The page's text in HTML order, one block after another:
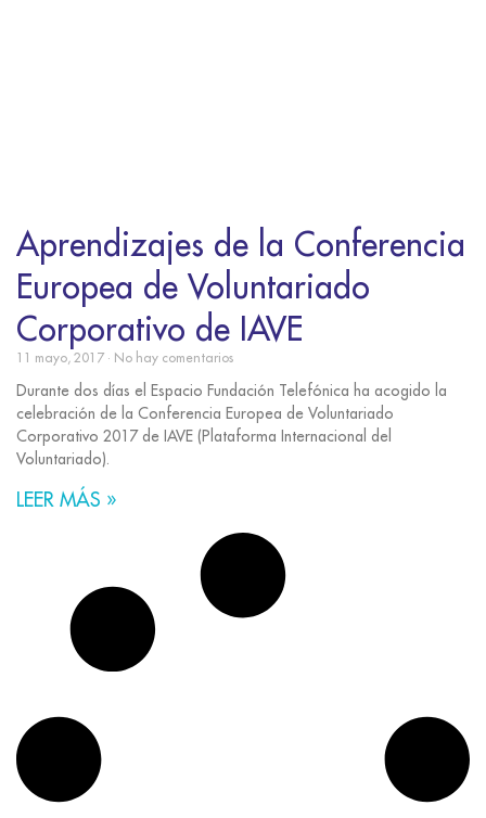
Aprendizajes de la Conferencia
Europea de Voluntariado
Corporativo de IAVE
11 mayo, 2017 No hay comentarios
Durante dos días el Espacio Fundación Telefónica ha acogido la
celebración de la Conferencia Europea de Voluntariado
Corporativo 2017 de IAVE (Plataforma Internacional del
Voluntariado).
LEER MÁS »